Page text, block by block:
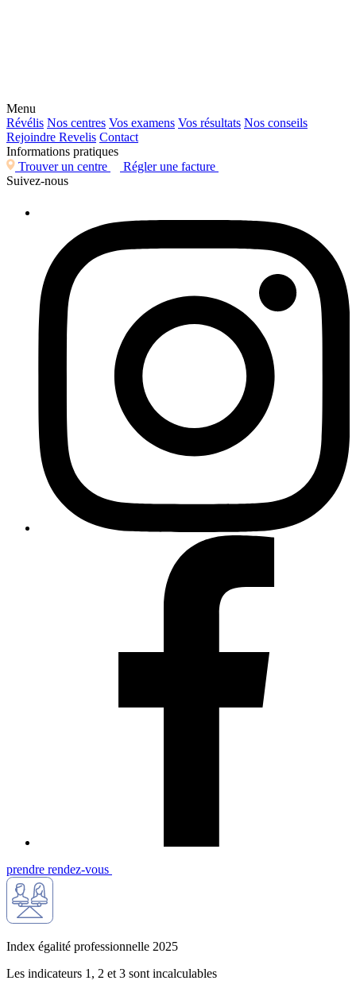
Menu
Révélis Nos centres Vos examens Vos résultats Nos conseils
Rejoindre Revelis Contact
Informations pratiques
Trouver un centre
Régler une facture
Suivez-nous
prendre rendez-vous
Index égalité professionnelle 2025
Les indicateurs 1, 2 et 3 sont incalculables